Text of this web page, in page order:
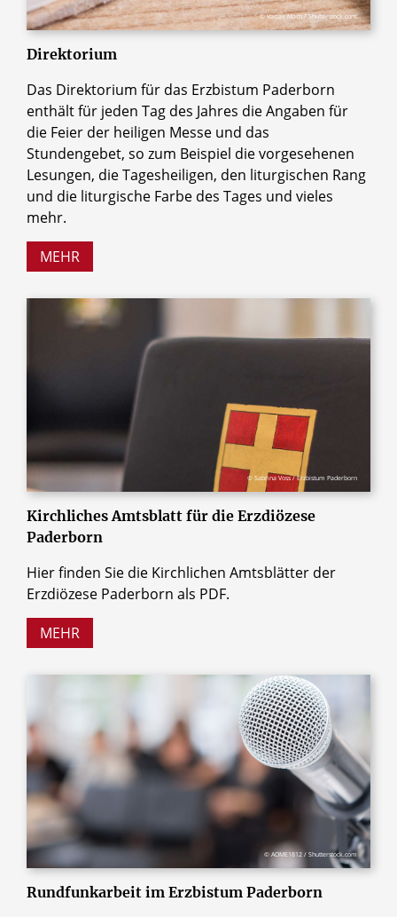
© Vaclav Mach / Shutterstock.com
Direktorium
Das Direktorium für das Erzbistum Paderborn
enthält für jeden Tag des Jahres die Angaben für
die Feier der heiligen Messe und das
Stundengebet, so zum Beispiel die vorgesehenen
Lesungen, die Tagesheiligen, den liturgischen Rang
und die liturgische Farbe des Tages und vieles
mehr.
MEHR
© Sabrina Voss / Erzbistum Paderborn
Kirchliches Amtsblatt für die Erzdiözese
Paderborn
Hier finden Sie die Kirchlichen Amtsblätter der
Erzdiözese Paderborn als PDF.
MEHR
© AOME1812 / Shutterstock.com
Rundfunkarbeit im Erzbistum Paderborn